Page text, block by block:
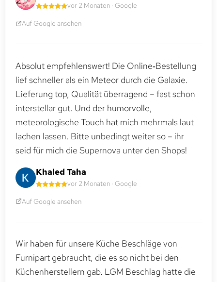
vor 2 Monaten · Google
Auf Google ansehen
Absolut empfehlenswert! Die Online‑Bestellung
lief schneller als ein Meteor durch die Galaxie.
Lieferung top, Qualität überragend – fast schon
interstellar gut. Und der humorvolle,
meteorologische Touch hat mich mehrmals laut
lachen lassen. Bitte unbedingt weiter so – ihr
seid für mich die Supernova unter den Shops!
Khaled Taha
vor 2 Monaten · Google
Auf Google ansehen
Wir haben für unsere Küche Beschläge von
Furnipart gebraucht, die es so nicht bei den
Küchenherstellern gab. LGM Beschlag hatte die